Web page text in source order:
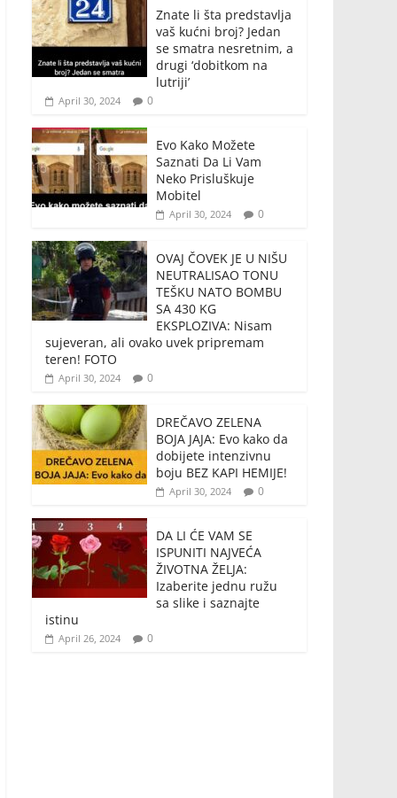
Znate li šta predstavlja
vaš kućni broj? Jedan
se smatra nesretnim, a
drugi ‘dobitkom na
lutriji’
April 30, 2024 0
Evo Kako Možete
Saznati Da Li Vam
Neko Prisluškuje
Mobitel
April 30, 2024 0
OVAJ ČOVEK JE U NIŠU
NEUTRALISAO TONU
TEŠKU NATO BOMBU
SA 430 KG
EKSPLOZIVA: Nisam
sujeveran, ali ovako uvek pripremam
teren! FOTO
April 30, 2024 0
DREČAVO ZELENA
BOJA JAJA: Evo kako da
dobijete intenzivnu
boju BEZ KAPI HEMIJE!
April 30, 2024 0
DA LI ĆE VAM SE
ISPUNITI NAJVEĆA
ŽIVOTNA ŽELJA:
Izaberite jednu ružu
sa slike i saznajte
istinu
April 26, 2024 0